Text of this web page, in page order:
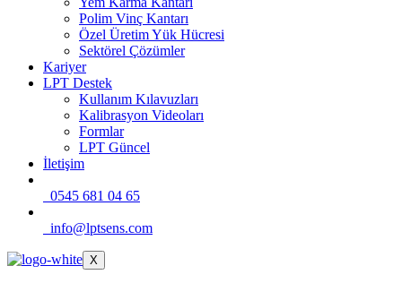
Polim Vinç Kantarı
Özel Üretim Yük Hücresi
Sektörel Çözümler
Kariyer
LPT Destek
Kullanım Kılavuzları
Kalibrasyon Videoları
Formlar
LPT Güncel
İletişim
0545 681 04 65
info@lptsens.com
X